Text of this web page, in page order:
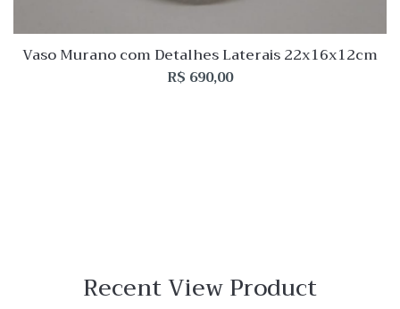
Vaso Murano com Detalhes Laterais 22x16x12cm
R$ 690,00
Recent View Product